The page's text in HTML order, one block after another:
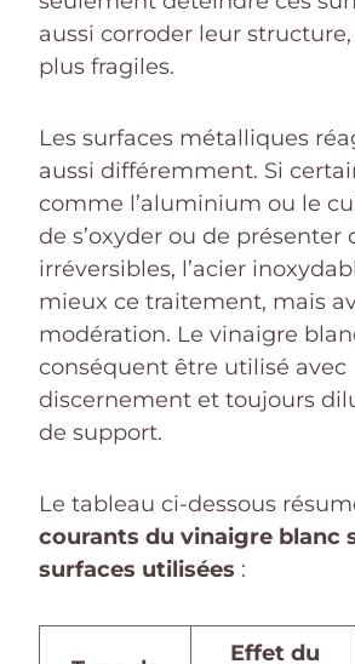
aussi corroder leur
plus fragiles.
Les surfaces métalliques
aussi différemment. Si
comme l’aluminium ou le
de s’oxyder ou de présenter
irréversibles, l’acier
mieux ce traitement, mais
modération. Le vinaigre
conséquent être utilisé avec
discernement et toujours
de support.
Le tableau ci-dessous
courants du vinaigre blanc
surfaces utilisées :
Effet du